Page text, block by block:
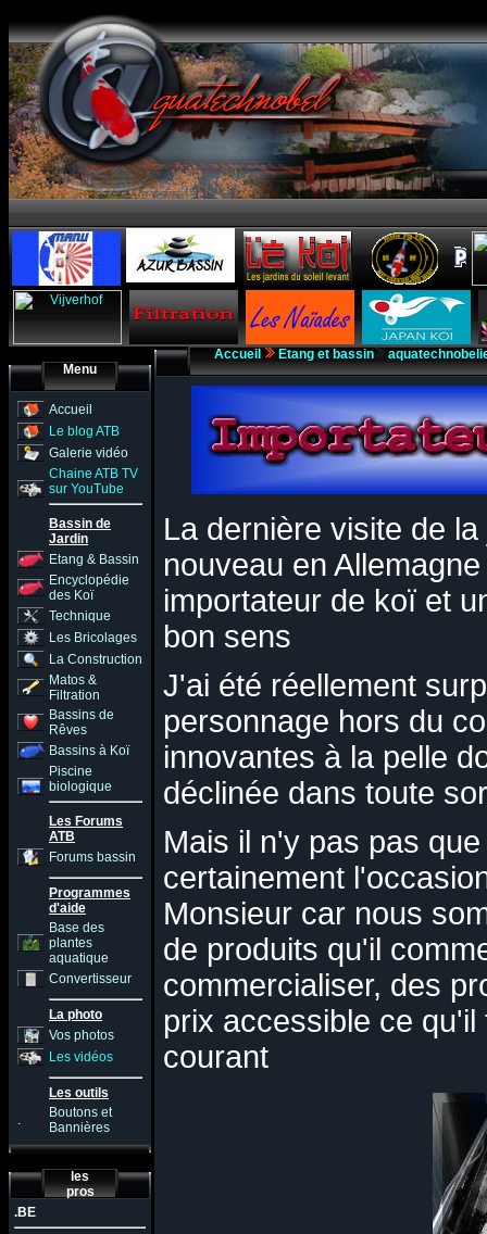
Menu
Accueil
Le blog ATB
Galerie vidéo
Chaine ATB TV
sur YouTube
Bassin de
Jardin
Etang & Bassin
Encyclopédie
des Koï
Technique
Les Bricolages
La Construction
Matos &
Filtration
Bassins de
Rêves
Bassins à Koï
Piscine
biologique
Les Forums
ATB
Forums bassin
Programmes
d'aide
Base des
plantes
aquatique
Convertisseur
La photo
Vos photos
Les vidéos
Les outils
.
Boutons et
Bannières
les
pros
.BE
Accueil Etang et bassin
La dernière visite de
nouveau en
importateur de koï et
bon sens
J'ai été réellement
personnage hors du
innovantes à la pelle
déclinée dans toute
Mais il n'y pas pas
certainement
Monsieur car nous
de produits qu'il
commercialiser, des
prix accessible ce
courant